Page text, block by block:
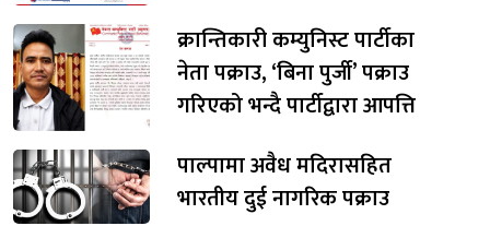
क्रान्तिकारी कम्युनिस्ट पार्टीका
नेता पक्राउ, ‘बिना पुर्जी’ पक्राउ
गरिएको भन्दै पार्टीद्वारा आपत्ति
पाल्पामा अवैध मदिरासहित
भारतीय दुई नागरिक पक्राउ